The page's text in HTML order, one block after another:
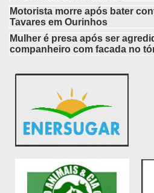
Motorista morre após bater
Tavares em Ourinhos
Mulher é presa após ser
companheiro com facada no